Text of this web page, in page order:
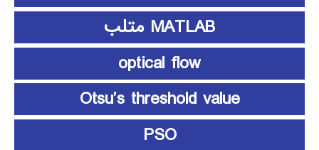
MATLAB متلب
optical flow
Otsu’s threshold value
PSO